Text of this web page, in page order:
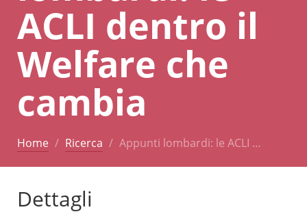
ACLI dentro il
Welfare che
cambia
Home Ricerca Appunti lombardi: le ACLI …
Dettagli